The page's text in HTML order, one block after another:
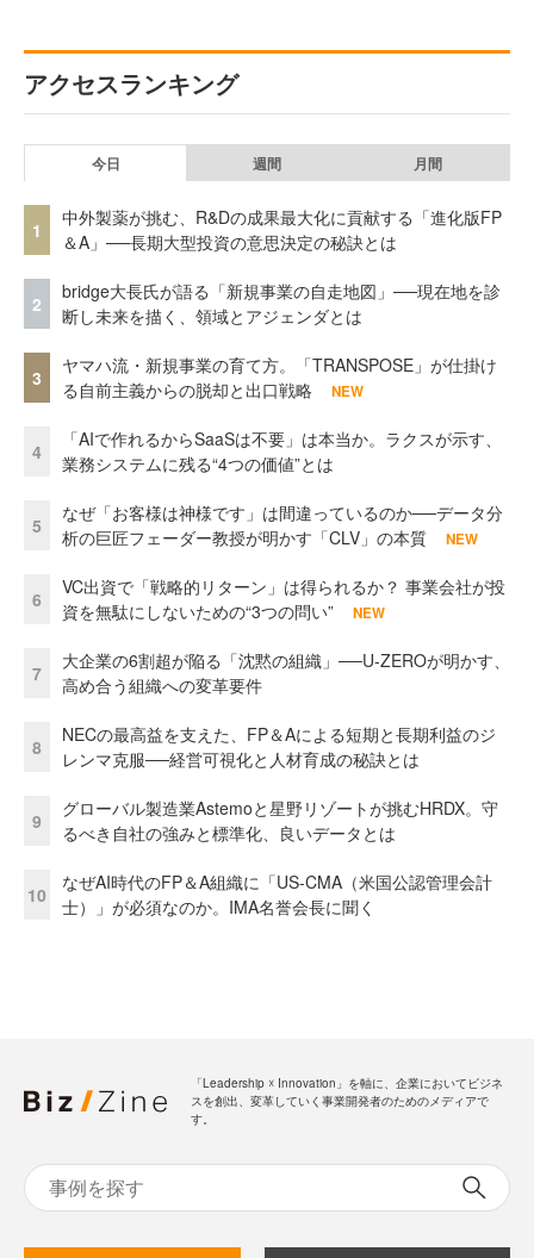
アクセスランキング
今日 週間 月間
1
中外製薬が挑む、R&Dの成果最大化に貢献する「進化版FP
＆A」──長期大型投資の意思決定の秘訣とは
2
bridge大長氏が語る「新規事業の自走地図」──現在地を診
断し未来を描く、領域とアジェンダとは
3
ヤマハ流・新規事業の育て方。「TRANSPOSE」が仕掛け
る自前主義からの脱却と出口戦略
NEW
4
「AIで作れるからSaaSは不要」は本当か。ラクスが示す、
業務システムに残る“4つの価値”とは
5
なぜ「お客様は神様です」は間違っているのか──データ分
析の巨匠フェーダー教授が明かす「CLV」の本質
NEW
6
VC出資で「戦略的リターン」は得られるか？ 事業会社が投
資を無駄にしないための“3つの問い”
NEW
7
大企業の6割超が陥る「沈黙の組織」──U-ZEROが明かす、
高め合う組織への変革要件
8
NECの最高益を支えた、FP＆Aによる短期と長期利益のジ
レンマ克服──経営可視化と人材育成の秘訣とは
9
グローバル製造業Astemoと星野リゾートが挑むHRDX。守
るべき自社の強みと標準化、良いデータとは
10
なぜAI時代のFP＆A組織に「US-CMA（米国公認管理会計
士）」が必須なのか。IMA名誉会長に聞く
「Leadership ☓ Innovation」を軸に、企業においてビジネ
スを創出、変革していく事業開発者のためのメディアで
す。